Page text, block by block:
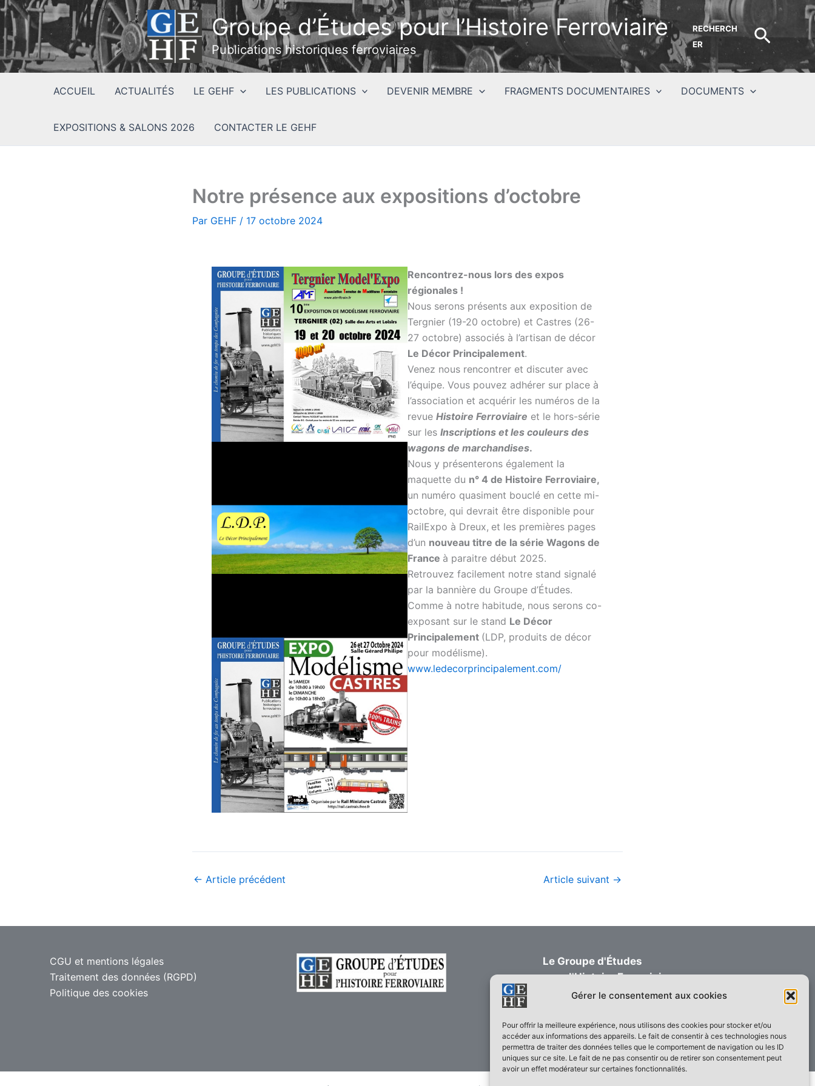
Gérer le consentement aux cookies
Pour offrir la meilleure expérience, nous utilisons des cookies pour stocker et/ou
accéder aux informations des appareils. Le fait de consentir à ces technologies nous
permettra de traiter des données telles que le comportement de navigation ou les ID
uniques sur ce site. Le fait de ne pas consentir ou de retirer son consentement peut
avoir un effet modérateur sur certaines fonctionnalités.
Aller
contenu
Groupe d’Études pour l’Histoire Ferroviaire
Publications historiques ferroviaires
RECHERCH
ER
ACCUEIL ACTUALITÉS LE GEHF LES PUBLICATIONS DEVENIR MEMBRE FRAGMENTS DOCUMENTAIRES DOCUMENTS
EXPOSITIONS & SALONS 2026 CONTACTER LE GEHF
Notre présence aux expositions d’octobre
Par GEHF / 17 octobre 2024
Rencontrez-nous lors des expos
régionales !
Nous serons présents aux exposition de
Tergnier (19-20 octobre) et Castres (26-
27 octobre) associés à l’artisan de décor
Le Décor Principalement.
Venez nous rencontrer et discuter avec
l’équipe. Vous pouvez adhérer sur place à
l’association et acquérir les numéros de la
revue Histoire Ferroviaire et le hors-série
sur les Inscriptions et les couleurs des
wagons de marchandises.
Nous y présenterons également la
maquette du n° 4 de Histoire Ferroviaire,
un numéro quasiment bouclé en cette mi-
octobre, qui devrait être disponible pour
RailExpo à Dreux, et les premières pages
d’un nouveau titre de la série Wagons de
France à paraitre début 2025.
Retrouvez facilement notre stand signalé
par la bannière du Groupe d’Études.
Comme à notre habitude, nous serons co-
exposant sur le stand Le Décor
Principalement (LDP, produits de décor
pour modélisme).
www.ledecorprincipalement.com/
← Article précédent Article suivant →
CGU et mentions légales
Traitement des données (RGPD)
Politique des cookies
Le Groupe d'Études
pour l'Histoire Ferroviaire
Informations - Adhésions
contact@gehf.fr